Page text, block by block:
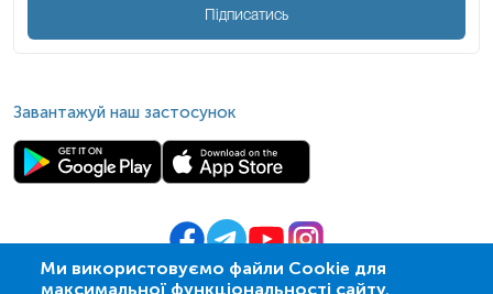
Ми використовуємо файли Cookie для
максимальної функціональності сайту.
Підписатись
Завантажуй наш застосунок